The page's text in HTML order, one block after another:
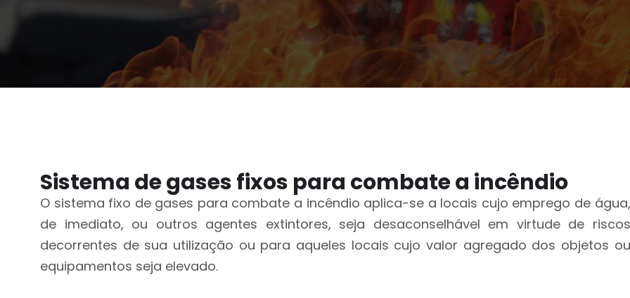
Sistema de gases fixos para combate a incêndio
O sistema fixo de gases para combate a incêndio aplica-se a locais cujo emprego de água,
de imediato, ou outros agentes extintores, seja desaconselhável em virtude de riscos
decorrentes de sua utilização ou para aqueles locais cujo valor agregado dos objetos ou
equipamentos seja elevado.